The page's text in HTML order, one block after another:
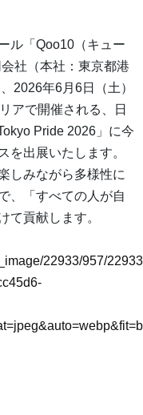
ル「Qoo10（キュー
社（本社：東京都港
2026年6月6日（土）
アで開催される、日
Pride 2026」に今
を出展いたします。
しみながら多様性に
、「すべての人が自
て貢献します。
22933/957/